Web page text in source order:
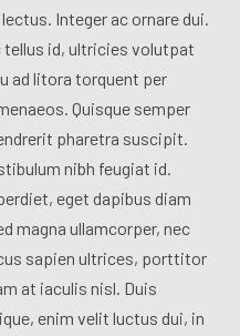
Integer ac ornare dui.
tellus id, ultricies volutpat
ad litora torquent per
Quisque semper
pharetra suscipit.
nibh feugiat id.
eget dapibus diam
magna ullamcorper, nec
sapien ultrices, porttitor
at iaculis nisl. Duis
enim velit luctus dui, in